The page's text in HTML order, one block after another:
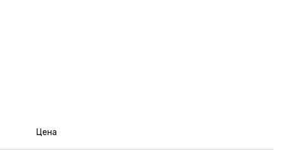
Цена